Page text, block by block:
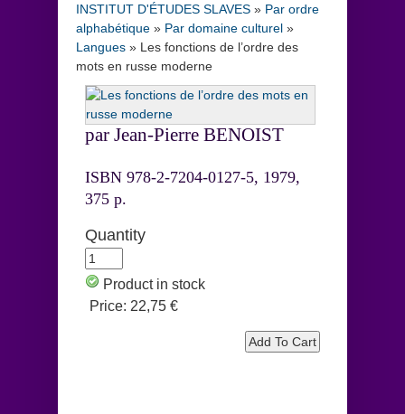
INSTITUT D'ÉTUDES SLAVES » Par ordre
alphabétique » Par domaine culturel »
Langues » Les fonctions de l’ordre des
mots en russe moderne
par Jean-Pierre BENOIST
ISBN 978-2-7204-0127-5, 1979,
375 p.
Quantity
Product in stock
Price: 22,75 €